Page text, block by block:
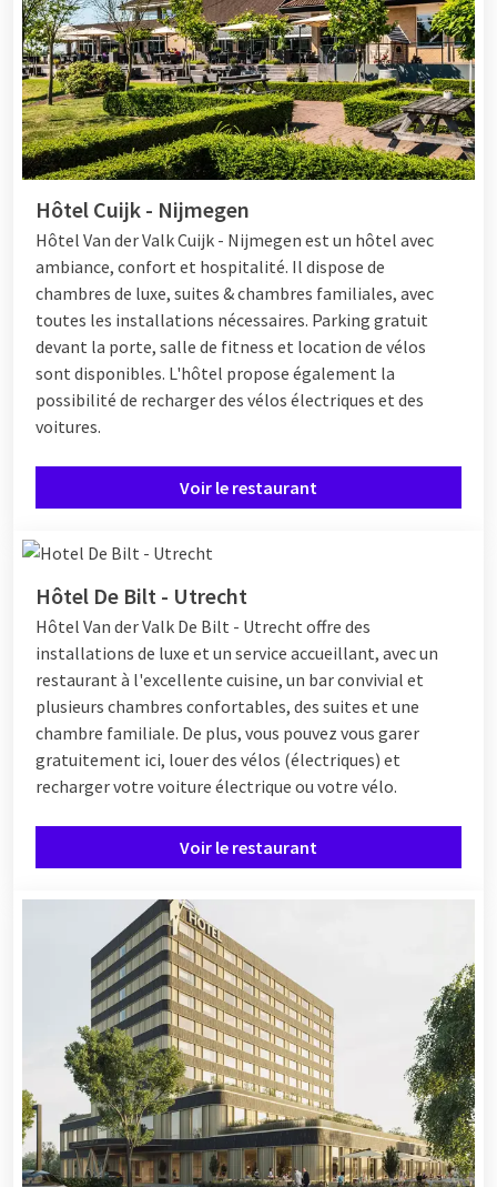
Hôtel Cuijk - Nijmegen
Hôtel Van der Valk Cuijk - Nijmegen est un hôtel avec
ambiance, confort et hospitalité. Il dispose de
chambres de luxe, suites & chambres familiales, avec
toutes les installations nécessaires. Parking gratuit
devant la porte, salle de fitness et location de vélos
sont disponibles. L'hôtel propose également la
possibilité de recharger des vélos électriques et des
voitures.
Voir le restaurant
Hôtel De Bilt - Utrecht
Hôtel Van der Valk De Bilt - Utrecht offre des
installations de luxe et un service accueillant, avec un
restaurant à l'excellente cuisine, un bar convivial et
plusieurs chambres confortables, des suites et une
chambre familiale. De plus, vous pouvez vous garer
gratuitement ici, louer des vélos (électriques) et
recharger votre voiture électrique ou votre vélo.
Voir le restaurant